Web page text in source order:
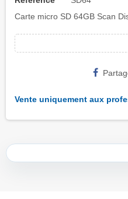
Carte micro SD 64GB Scan
Vente uniquement aux